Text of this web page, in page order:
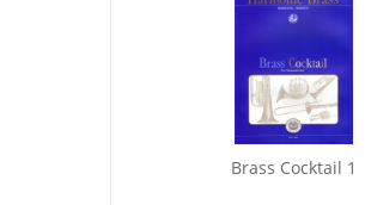
Brass Cocktail 1